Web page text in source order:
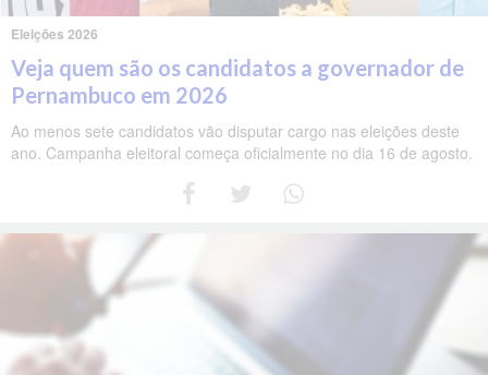
Eleições 2026
Veja quem são os candidatos a governador de
Pernambuco em 2026
Ao menos sete candidatos vão disputar cargo nas eleições deste
ano. Campanha eleitoral começa oficialmente no dia 16 de agosto.